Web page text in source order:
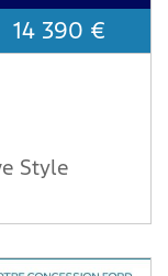
14 390 €
Style